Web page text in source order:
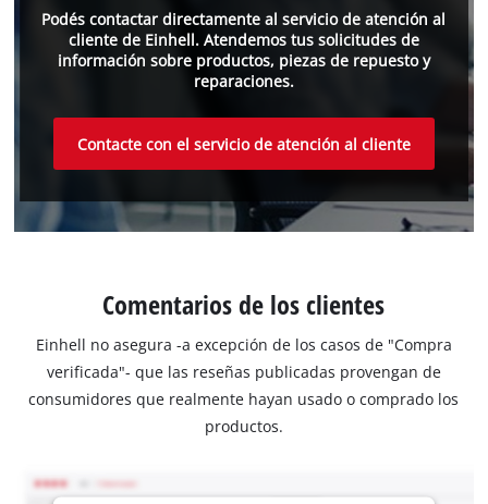
Podés contactar directamente al servicio de atención al
cliente de Einhell. Atendemos tus solicitudes de
información sobre productos, piezas de repuesto y
reparaciones.
Contacte con el servicio de atención al cliente
Comentarios de los clientes
Einhell no asegura -a excepción de los casos de "Compra
verificada"- que las reseñas publicadas provengan de
consumidores que realmente hayan usado o comprado los
productos.